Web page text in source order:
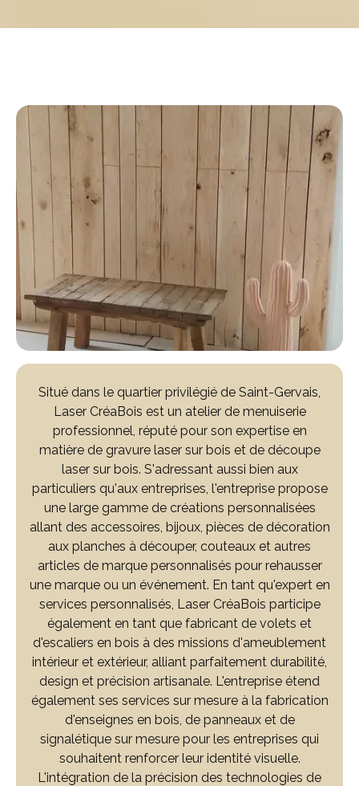
Situé dans le quartier privilégié de Saint-Gervais,
Laser CréaBois est un atelier de menuiserie
professionnel, réputé pour son expertise en
matière de gravure laser sur bois et de découpe
laser sur bois. S'adressant aussi bien aux
particuliers qu'aux entreprises, l'entreprise propose
une large gamme de créations personnalisées
allant des accessoires, bijoux, pièces de décoration
aux planches à découper, couteaux et autres
articles de marque personnalisés pour rehausser
une marque ou un événement. En tant qu'expert en
services personnalisés, Laser CréaBois participe
également en tant que fabricant de volets et
d'escaliers en bois à des missions d'ameublement
intérieur et extérieur, alliant parfaitement durabilité,
design et précision artisanale. L'entreprise étend
également ses services sur mesure à la fabrication
d'enseignes en bois, de panneaux et de
signalétique sur mesure pour les entreprises qui
souhaitent renforcer leur identité visuelle.
L'intégration de la précision des technologies de